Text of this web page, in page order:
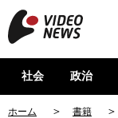
社会 政治
ホーム 書籍